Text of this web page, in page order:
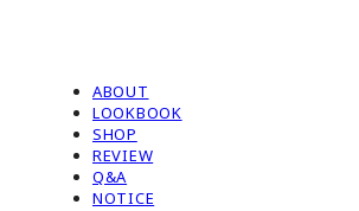
ABOUT
LOOKBOOK
SHOP
REVIEW
Q&A
NOTICE